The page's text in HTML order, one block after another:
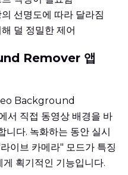
선명도에 따라 달라짐
덜 정밀한 제어
Remover 앱
Background
서 직접 동영상 배경을 바
니다. 녹화하는 동안 실시
이브 카메라" 모드가 특징
획기적인 기능입니다.